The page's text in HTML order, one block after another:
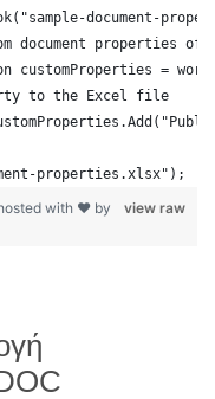
document-
properties of
customProperties =
to the Excel file
properties.xlsx");
view raw
with ❤ by